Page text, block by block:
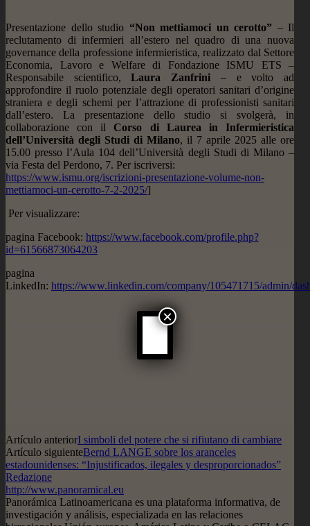
Presentazione dello studio “Non mettiamoci un cerotto” – Il
reclutamento di infermieri all’estero nel quadro di una nuova
governance della professione infermieristica, realizzato dal Settore
Economia, Lavoro e Welfare di Fondazione ISMU ETS –
Responsabile scientifico,Laura Zanfrini – e volto ad
approfondire il ruolo potenziale degli operatori sanitari d’origine
straniera e degli schemi per l’attrazione di professionisti sanitari
dall’estero. La presentazione dello studio si svolgerà, in
collaborazione con il Corso di Laurea in Infermieristica
dell’Università degli Studi di Milano, il 7 aprile 2025 alle ore
15.00 presso l’Aula 104 dell’Università degli Studi di Milano –
via Festa del Perdono, 7. Per iscriversi:
https://www.ismu.org/iscrizioni-presentazione-volume-non-
mettiamoci-un-cerotto-7-2-2025/]
Per visualizzare:
pagina Facebook: https://www.facebook.com/profile.php?
id=61566873064203
pagina
LinkedIn: https://www.linkedin.com/company/105471715/admin/
Artículo anteriorI simboli del potere che si rifiutano di cambiare
Artículo siguienteBernd LANGE sobre los aranceles
estadounidenses: “Injustificados, ilegales y desproporcionados”
Redazione
http://www.panoramical.eu
Panorámica Latinoamericana es una plataforma informativa, de
investigación y análisis, especializada en las relaciones
×